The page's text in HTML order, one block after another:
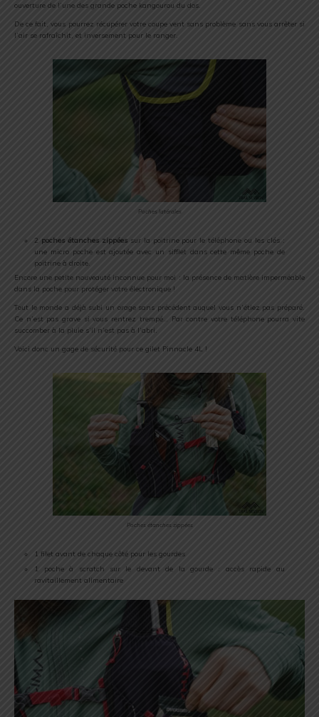
ouverture de l’une des grande poche kangourou du dos.
De ce fait, vous pourrez récupérer votre coupe vent sans problème sans vous arrêter si
l’air se rafraîchit, et inversement pour le ranger.
Poches latérales
2 poches étanches zippées sur la poitrine pour le téléphone ou les clés :
une micro poche est ajoutée avec un sifflet dans cette même poche de
poitrine à droite.
Encore une petite nouveauté inconnue pour moi : la présence de matière imperméable
dans la poche pour protéger votre électronique !
Tout le monde a déjà subi un orage sans précédent auquel vous n’étiez pas préparé.
Ce n’est pas grave si vous rentrez trempé… Par contre votre téléphone pourra vite
succomber à la pluie s’il n’est pas à l’abri.
Voici donc un gage de sécurité pour ce gilet Pinnacle 4L !
Poches étanches zippées
1 filet avant de chaque côté pour les gourdes
1 poche à scratch sur le devant de la gourde : accès rapide au
ravitaillement alimentaire